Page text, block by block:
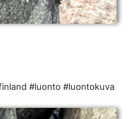
#luonto #luontokuva